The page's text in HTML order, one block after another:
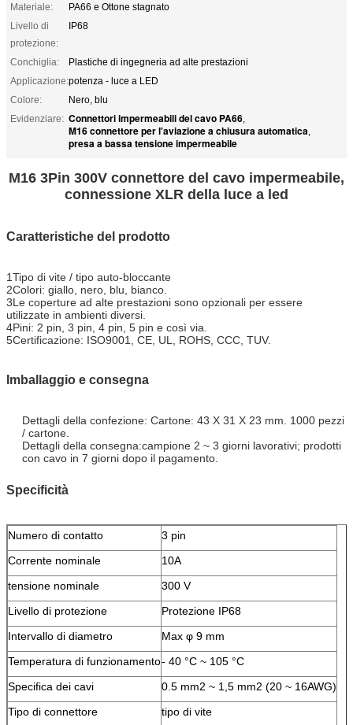
Materiale:
PA66 e Ottone stagnato
Livello di
protezione:
IP68
Conchiglia:
Plastiche di ingegneria ad alte prestazioni
Applicazione:potenza - luce a LED
Colore:
Nero, blu
Evidenziare: Connettori impermeabili del cavo PA66,
M16 connettore per l'aviazione a chiusura automatica,
presa a bassa tensione impermeabile
M16 3Pin 300V connettore del cavo impermeabile,
connessione XLR della luce a led
Caratteristiche del prodotto
1Tipo di vite / tipo auto-bloccante
2Colori: giallo, nero, blu, bianco.
3Le coperture ad alte prestazioni sono opzionali per essere
utilizzate in ambienti diversi.
4Pini: 2 pin, 3 pin, 4 pin, 5 pin e così via.
5Certificazione: ISO9001, CE, UL, ROHS, CCC, TUV.
Imballaggio e consegna
Dettagli della confezione: Cartone: 43 X 31 X 23 mm. 1000 pezzi
/ cartone
Dettagli della consegna:campione 2 ~ 3 giorni lavorativi; prodotti
con cavo in 7 giorni dopo il pagamento.
Specificità
Numero di contatto
3 pin
Corrente nominale
10A
tensione nominale
300 V
Livello di protezione
Protezione IP68
Intervallo di diametro
Max φ 9 mm
Temperatura di funzionamento- 40 °C ~ 105 °C
Specifica dei cavi
0.5 mm2 ~ 1,5 mm2 (20 ~ 16AWG)
Tipo di connettore
tipo di vite